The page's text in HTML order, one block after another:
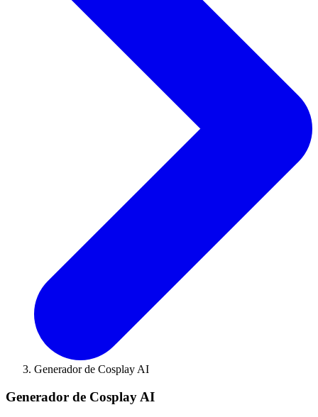
Generador de Cosplay AI
Generador de Cosplay AI